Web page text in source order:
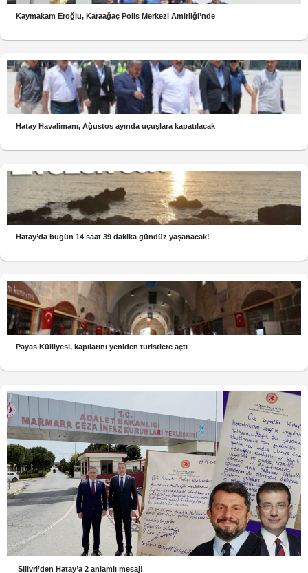
Kaymakam Eroğlu, Karaağaç Polis Merkezi Amirliği’nde
Hatay Havalimanı, Ağustos ayında uçuşlara kapatılacak
Hatay’da bugün 14 saat 39 dakika gündüz yaşanacak!
Payas Külliyesi, kapılarını yeniden turistlere açtı
Silivri’den Hatay’a 2 anlamlı mesaj!